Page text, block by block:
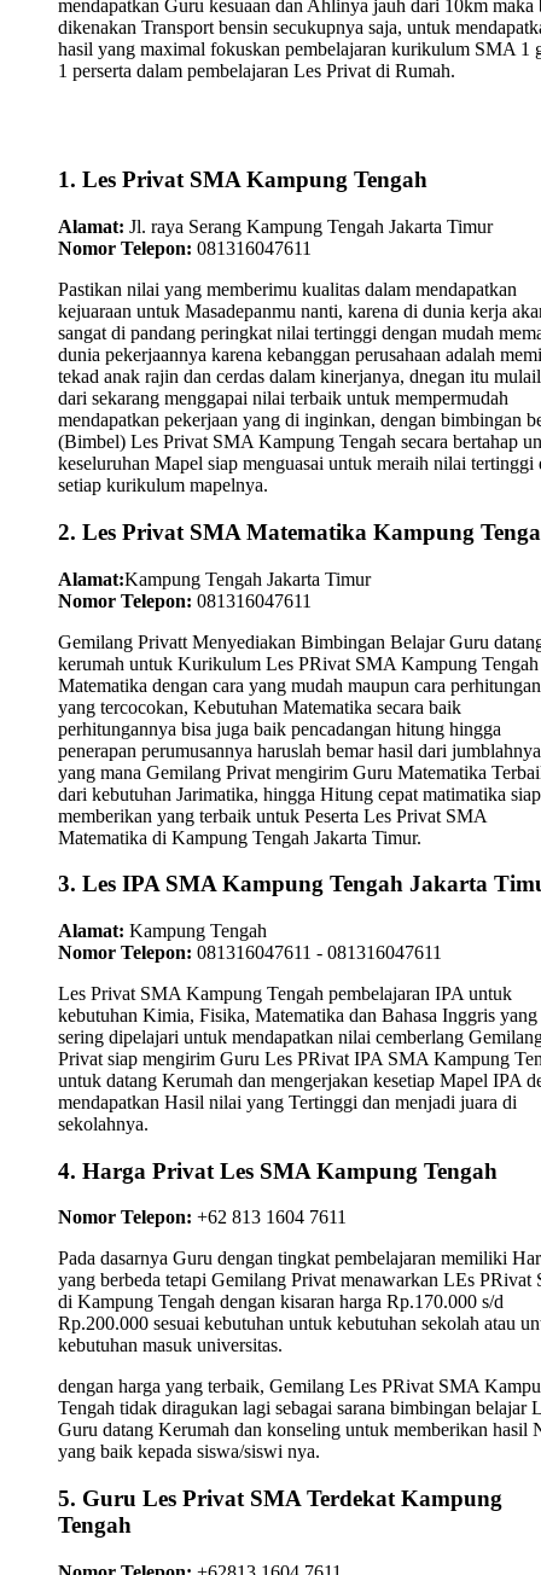
mendapatkan Guru kesuaan dan Ahlinya jauh dari 10km maka
dikenakan Transport bensin secukupnya saja, untuk
hasil yang maximal fokuskan pembelajaran kurikulum SMA 1
1 perserta dalam pembelajaran Les Privat di Rumah.
1. Les Privat SMA Kampung Tengah
Alamat: Jl. raya Serang Kampung Tengah Jakarta Timur
Nomor Telepon: 081316047611
Pastikan nilai yang memberimu kualitas dalam mendapatkan
kejuaraan untuk Masadepanmu nanti, karena di dunia kerja
sangat di pandang peringkat nilai tertinggi dengan mudah
dunia pekerjaannya karena kebanggan perusahaan adalah
tekad anak rajin dan cerdas dalam kinerjanya, dnegan itu
dari sekarang menggapai nilai terbaik untuk mempermudah
mendapatkan pekerjaan yang di inginkan, dengan bimbingan
(Bimbel) Les Privat SMA Kampung Tengah secara bertahap
keseluruhan Mapel siap menguasai untuk meraih nilai tertinggi
setiap kurikulum mapelnya.
2. Les Privat SMA Matematika Kampung
Alamat:Kampung Tengah Jakarta Timur
Nomor Telepon: 081316047611
Gemilang Privatt Menyediakan Bimbingan Belajar Guru
kerumah untuk Kurikulum Les PRivat SMA Kampung Tengah
Matematika dengan cara yang mudah maupun cara perhitungan
yang tercocokan, Kebutuhan Matematika secara baik
perhitungannya bisa juga baik pencadangan hitung hingga
penerapan perumusannya haruslah bemar hasil dari
yang mana Gemilang Privat mengirim Guru Matematika
dari kebutuhan Jarimatika, hingga Hitung cepat matimatika siap
memberikan yang terbaik untuk Peserta Les Privat SMA
Matematika di Kampung Tengah Jakarta Timur.
3. Les IPA SMA Kampung Tengah Jakarta
Alamat: Kampung Tengah
Nomor Telepon: 081316047611 - 081316047611
Les Privat SMA Kampung Tengah pembelajaran IPA untuk
kebutuhan Kimia, Fisika, Matematika dan Bahasa Inggris yang
sering dipelajari untuk mendapatkan nilai cemberlang
Privat siap mengirim Guru Les PRivat IPA SMA Kampung
untuk datang Kerumah dan mengerjakan kesetiap Mapel IPA
mendapatkan Hasil nilai yang Tertinggi dan menjadi juara di
sekolahnya.
4. Harga Privat Les SMA Kampung Tengah
Nomor Telepon: +62 813 1604 7611
Pada dasarnya Guru dengan tingkat pembelajaran memiliki
yang berbeda tetapi Gemilang Privat menawarkan LEs PRivat
di Kampung Tengah dengan kisaran harga Rp.170.000 s/d
Rp.200.000 sesuai kebutuhan untuk kebutuhan sekolah atau
kebutuhan masuk universitas.
dengan harga yang terbaik, Gemilang Les PRivat SMA
Tengah tidak diragukan lagi sebagai sarana bimbingan belajar
Guru datang Kerumah dan konseling untuk memberikan hasil
yang baik kepada siswa/siswi nya.
5. Guru Les Privat SMA Terdekat Kampung
Tengah